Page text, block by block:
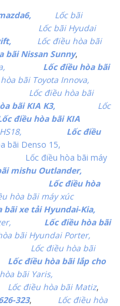
Lốc bãi
Lốc bãi Hyudai
Lốc điều hòa bãi
bãi Nissan Sunny,
Lốc điều hòa bãi
bãi Toyota Innova,
Lốc điều hòa bãi
bãi KIA K3,
Lốc
điều hòa bãi KIA
Lốc điều
bãi Denso 15,
Lốc điều hòa bãi máy
mishu Outlander,
Lốc điều hòa
hòa bãi máy xúc
bãi xe tải Hyundai-Kia,
Lốc điều hòa bãi
bãi Hyundai Porter,
Lốc điều hòa bãi
Lốc điều hòa bãi lắp cho
bãi Yaris,
Lốc điều hòa bãi Matiz,
323, Lốc điều hòa